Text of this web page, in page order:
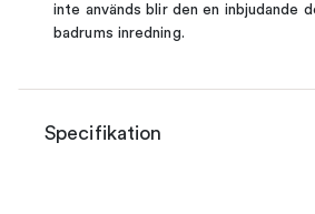
inte används blir den en inbjudande
badrums inredning.
Specifikation